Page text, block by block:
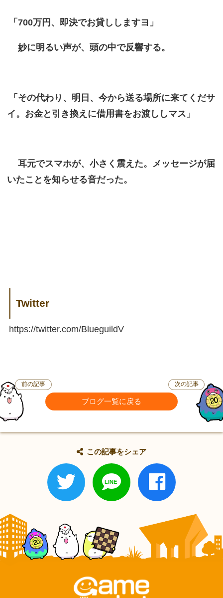
「700万円、即決でお貸ししますヨ」
妙に明るい声が、頭の中で反響する。
「その代わり、明日、今から送る場所に来てくだサ
イ。お金と引き換えに借用書をお渡ししマス」
耳元でスマホが、小さく震えた。メッセージが届
いたことを知らせる音だった。
Twitter
https://twitter.com/BlueguildV
前の記事
ブログ一覧に戻る
次の記事
この記事をシェア